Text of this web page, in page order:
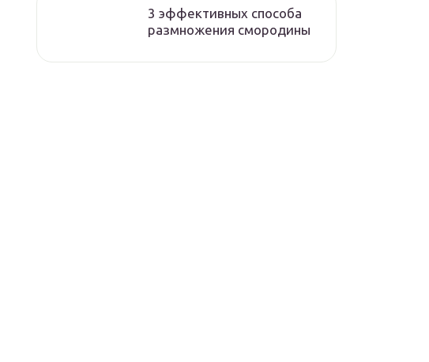
3 эффективных способа
размножения смородины